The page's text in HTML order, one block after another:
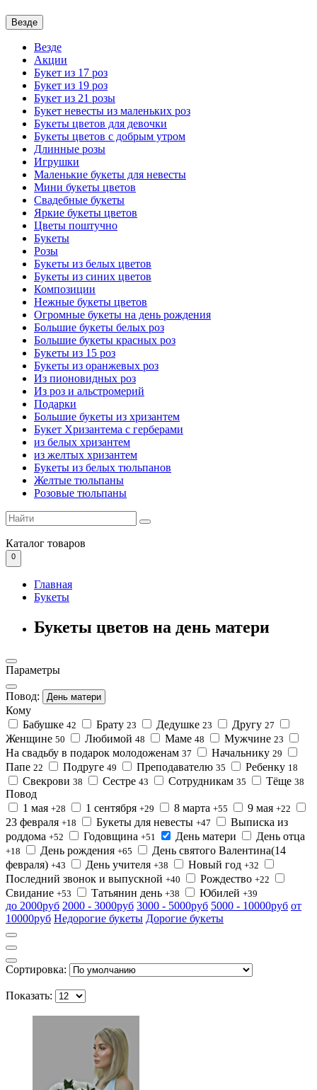
Везде
Везде
Акции
Букет из 17 роз
Букет из 19 роз
Букет из 21 розы
Букет невесты из маленьких роз
Букеты цветов для девочки
Букеты цветов с добрым утром
Длинные розы
Игрушки
Маленькие букеты для невесты
Мини букеты цветов
Свадебные букеты
Яркие букеты цветов
Цветы поштучно
Букеты
Розы
Букеты из белых цветов
Букеты из синих цветов
Композиции
Нежные букеты цветов
Огромные букеты на день рождения
Большие букеты белых роз
Большие букеты красных роз
Букеты из 15 роз
Букеты из оранжевых роз
Из пионовидных роз
Из роз и альстромерий
Подарки
Большие букеты из хризантем
Букет Хризантема с герберами
из белых хризантем
из желтых хризантем
Букеты из белых тюльпанов
Желтые тюльпаны
Розовые тюльпаны
Каталог товаров
0
Главная
Букеты
Букеты цветов на день матери
Параметры
Повод: День матери
Кому
Бабушке 42 Брату 23 Дедушке 23 Другу 27
Женщине 50 Любимой 48 Маме 48 Мужчине 23
На свадьбу в подарок молодоженам 37 Начальнику 29
Папе 22 Подруге 49 Преподавателю 35 Ребенку 18
Свекрови 38 Сестре 43 Сотрудникам 35 Тёще 38
Повод
1 мая +28 1 сентября +29 8 марта +55 9 мая +22
23 февраля +18 Букеты для невесты +47
Выписка из
роддома +52 Годовщина +51 День матери День отца
+18 День рождения +65
День святого Валентина(14
февраля) +43 День учителя +38 Новый год +32
Последний звонок и выпускной +40 Рождество +22
Свидание +53 Татьянин день +38 Юбилей +39
до 2000руб 2000 - 3000руб 3000 - 5000руб 5000 - 10000руб от
10000руб Недорогие букеты Дорогие букеты
Сортировка:
Показать: